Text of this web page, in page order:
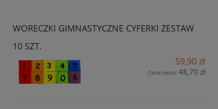
WORECZKI GIMNASTYCZNE CYFERKI ZESTAW
10 SZT.
59,90 zł
Cena netto: 48,70 zł